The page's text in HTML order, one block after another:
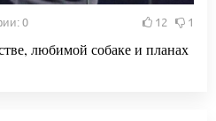
0 12 1
любимой собаке и планах